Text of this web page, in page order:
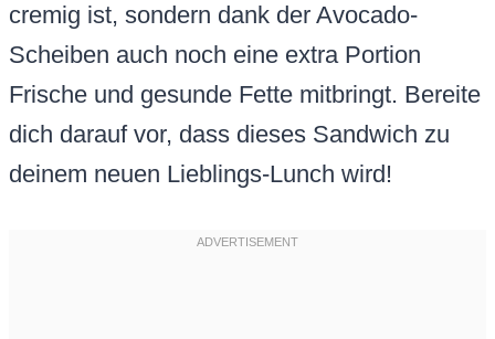
cremig ist, sondern dank der Avocado-
Scheiben auch noch eine extra Portion
Frische und gesunde Fette mitbringt. Bereite
dich darauf vor, dass dieses Sandwich zu
deinem neuen Lieblings-Lunch wird!